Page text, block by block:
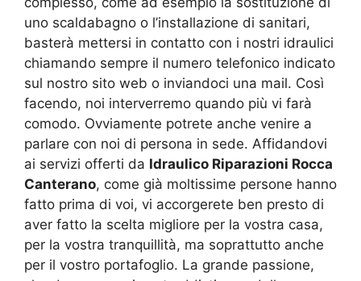
uno scaldabagno o l’installazione di sanitari,
basterà mettersi in contatto con i nostri idraulici
chiamando sempre il numero telefonico indicato
sul nostro sito web o inviandoci una mail. Così
facendo, noi interverremo quando più vi farà
comodo. Ovviamente potrete anche venire a
parlare con noi di persona in sede. Affidandovi
ai servizi offerti da Idraulico Riparazioni Rocca
Canterano, come già moltissime persone hanno
fatto prima di voi, vi accorgerete ben presto di
aver fatto la scelta migliore per la vostra casa,
per la vostra tranquillità, ma soprattutto anche
per il vostro portafoglio. La grande passione,